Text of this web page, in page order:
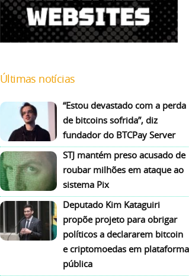
Últimas notícias
“Estou devastado com a perda
de bitcoins sofrida”, diz
fundador do BTCPay Server
STJ mantém preso acusado de
roubar milhões em ataque ao
sistema Pix
Deputado Kim Kataguiri
propõe projeto para obrigar
políticos a declararem bitcoin
e criptomoedas em plataforma
pública